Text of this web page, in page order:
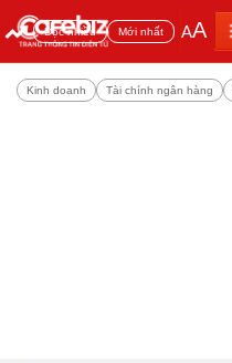
Đọc nhiều Mới nhất AA
Kinh doanh Tài chính ngân hàng